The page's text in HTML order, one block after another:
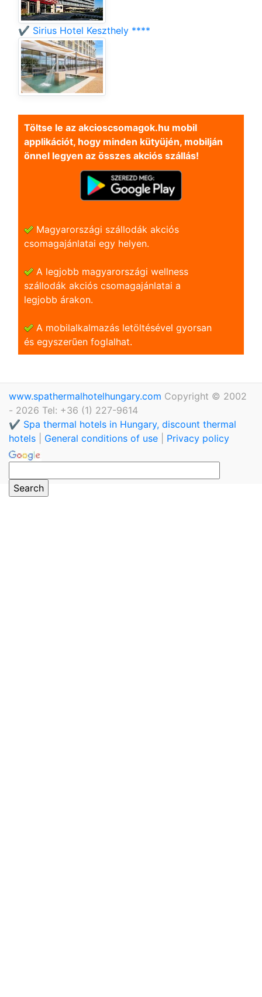
✔️ Sirius Hotel Keszthely ****
Töltse le az akcioscsomagok.hu mobil
applikációt, hogy minden kütyüjén, mobilján
önnel legyen az összes akciós szállás!
Magyarországi szállodák akciós
csomagajánlatai egy helyen.
A legjobb magyarországi wellness
szállodák akciós csomagajánlatai a
legjobb árakon.
A mobilalkalmazás letöltésével gyorsan
és egyszerũen foglalhat.
www.spathermalhotelhungary.com Copyright © 2002
- 2026 Tel: +36 (1) 227-9614
✔️ Spa thermal hotels in Hungary, discount thermal
hotels
General conditions of use Privacy policy